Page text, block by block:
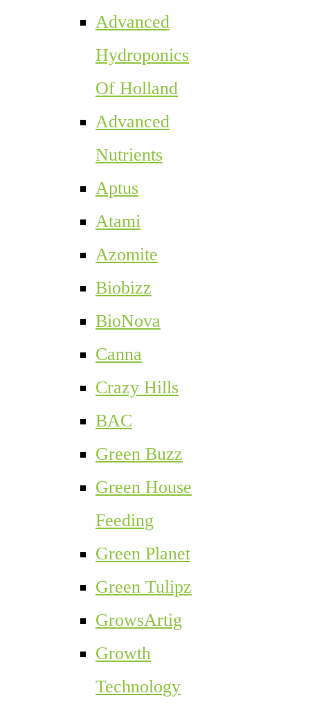
Advanced
Hydroponics
Of Holland
Advanced
Nutrients
Aptus
Atami
Azomite
Biobizz
BioNova
Canna
Crazy Hills
BAC
Green Buzz
Green House
Feeding
Green Planet
Green Tulipz
GrowsArtig
Growth
Technology